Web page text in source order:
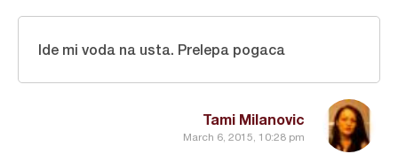
Tami Milanovic
March 6, 2015, 10:28 pm
Ide mi voda na usta. Prelepa pogaca